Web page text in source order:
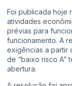
Foi publicada hoje
atividades
prévias para
funcionamento. A
exigências a partir
de “baixo risco A”
abertura.